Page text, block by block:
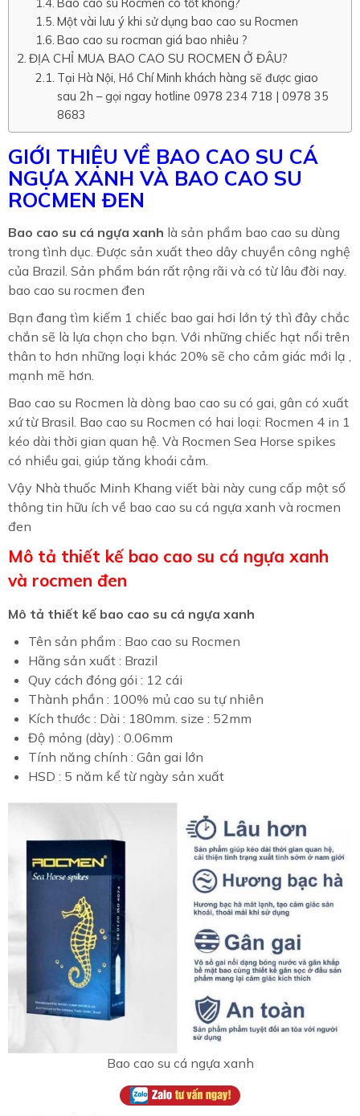
Một vài lưu ý khi sử dụng bao cao su Rocmen
Bao cao su rocman giá bao nhiêu ?
ĐỊA CHỈ MUA BAO CAO SU ROCMEN Ở ĐÂU?
Tại Hà Nội, Hồ Chí Minh khách hàng sẽ được giao
sau 2h – gọi ngay hotline 0978 234 718 | 0978 35
8683
GIỚI THIỆU VỀ BAO CAO SU CÁ
NGỰA XANH VÀ BAO CAO SU
ROCMEN ĐEN
Bao cao su cá ngựa xanh là sản phẩm bao cao su dùng
trong tình dục. Được sản xuất theo dây chuyền công nghệ
của Brazil. Sản phẩm bán rất rộng rãi và có từ lâu đời nay.
bao cao su rocmen đen
Bạn đang tìm kiếm 1 chiếc bao gai hơi lớn tý thì đây chắc
chắn sẽ là lựa chọn cho bạn. Với những chiếc hạt nổi trên
thân to hơn những loại khác 20% sẽ cho cảm giác mới lạ ,
mạnh mẽ hơn.
Bao cao su Rocmen là dòng bao cao su có gai, gân có xuất
xứ từ Brasil. Bao cao su Rocmen có hai loại: Rocmen 4 in 1
kéo dài thời gian quan hệ. Và Rocmen Sea Horse spikes
có nhiều gai, giúp tăng khoái cảm.
Vậy Nhà thuốc Minh Khang viết bài này cung cấp một số
thông tin hữu ích về bao cao su cá ngựa xanh và rocmen
đen
Mô tả thiết kế bao cao su cá ngựa xanh
và rocmen đen
Mô tả thiết kế bao cao su cá ngựa xanh
Tên sản phẩm : Bao cao su Rocmen
Hãng sản xuất : Brazil
Quy cách đóng gói : 12 cái
Thành phần : 100% mủ cao su tự nhiên
Kích thước : Dài : 180mm. size : 52mm
Độ mỏng (dày) : 0.06mm
Tính năng chính : Gân gai lớn
HSD : 5 năm kể từ ngày sản xuất
Bao cao su cá ngựa xanh